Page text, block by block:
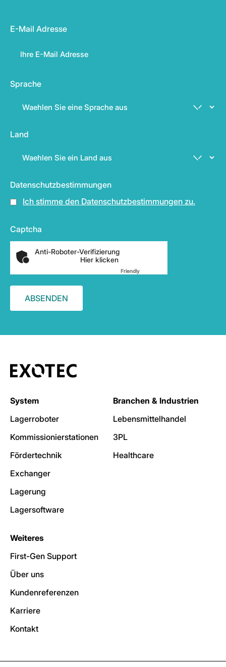
E-Mail Adresse
Sprache
Land
Datenschutzbestimmungen
Ich stimme den Datenschutzbestimmungen zu.
Captcha
Anti-Roboter-Verifizierung
Hier klicken
FriendlyCaptcha ⇗
System
Lagerroboter
Kommissionierstationen
Fördertechnik
Exchanger
Lagerung
Lagersoftware
Branchen & Industrien
Lebensmittelhandel
3PL
Healthcare
Weiteres
First-Gen Support
Über uns
Kundenreferenzen
Karriere
Kontakt